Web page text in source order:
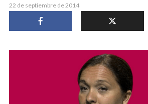
22 de septiembre de 2014